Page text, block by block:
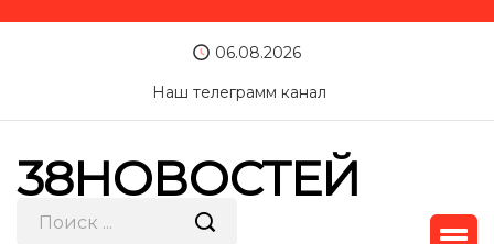
06.08.2026
Наш телеграмм канал
38НОВОСТЕЙ